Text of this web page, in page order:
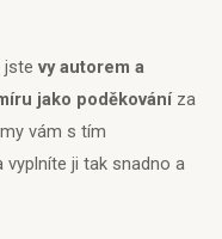
jste vy autorem a
jako poděkování za
vám s tím
vyplníte ji tak snadno a